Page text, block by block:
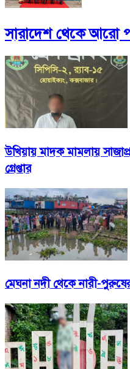
সারাদেশথেকে আরো
উখিয়ায় মাদক মামলায়
গ্রেপ্তার
মেঘনা নদী থেকে নারী-